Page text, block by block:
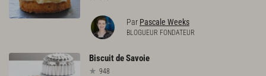
Par Pascale Weeks
BLOGUEUR FONDATEUR
BiscuitdeSavoie
948